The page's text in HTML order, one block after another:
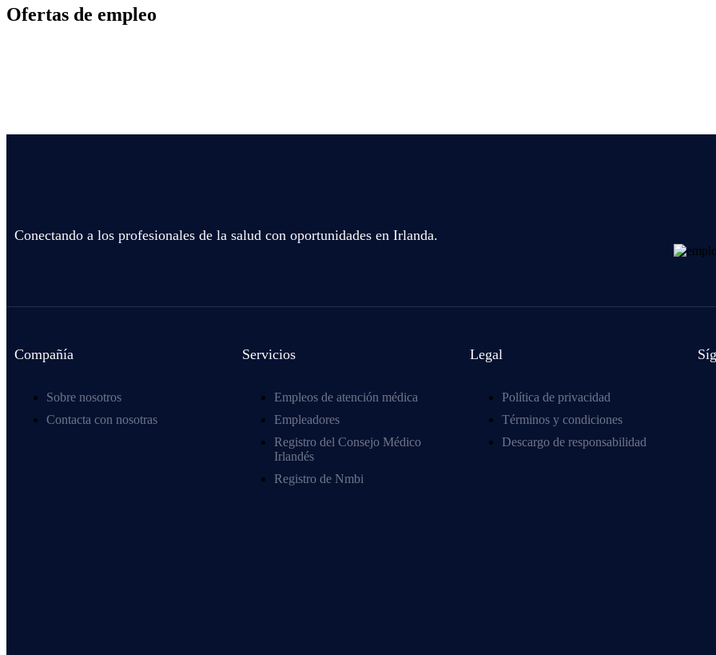
Ofertas de empleo
Conectando a los profesionales de la salud con oportunidades en Irlanda.
Compañía
Sobre nosotros
Contacta con nosotras
Servicios
Empleos de atención médica
Empleadores
Registro del Consejo Médico
Irlandés
Registro de Nmbi
Legal
Política de privacidad
Términos y condiciones
Descargo de responsabilidad